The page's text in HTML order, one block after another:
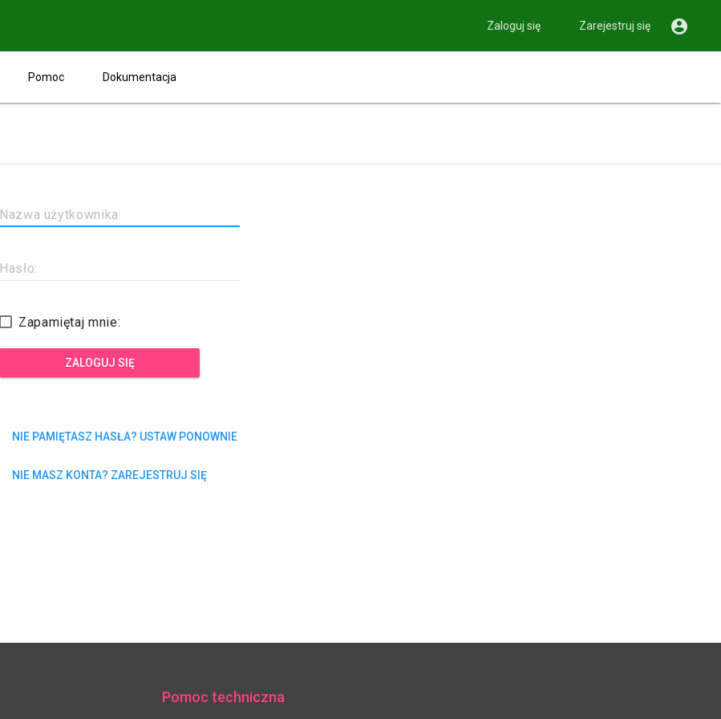
Zaloguj się Zarejestruj się 
Pomoc Dokumentacja
Nazwa użytkownika:
Hasło:
Zapamiętaj mnie:
ZALOGUJ SIĘ
NIE PAMIĘTASZ HASŁA? USTAW PONOWNIE
NIE MASZ KONTA? ZAREJESTRUJ SIĘ
Pomoc techniczna